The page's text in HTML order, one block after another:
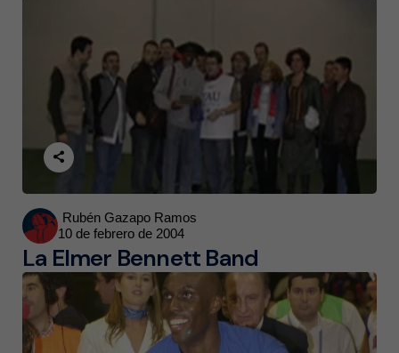
Posted
by
Rubén Gazapo Ramos
10 de febrero de 2004
La Elmer Bennett Band